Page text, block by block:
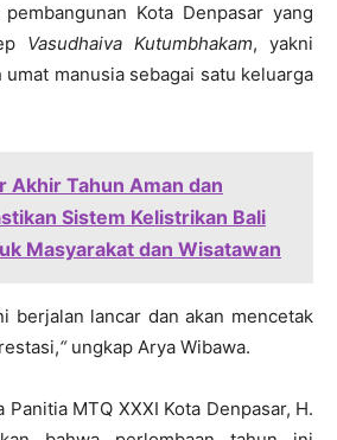
Kota Denpasar yang
Vasudhaiva Kutumbhakam, yakni
manusia sebagai satu keluarga
Akhir Tahun Aman dan
Sistem Kelistrikan Bali
Masyarakat dan Wisatawan
berjalan lancar dan akan mencetak
“ungkap Arya Wibawa.
MTQ XXXI Kota Denpasar, H.